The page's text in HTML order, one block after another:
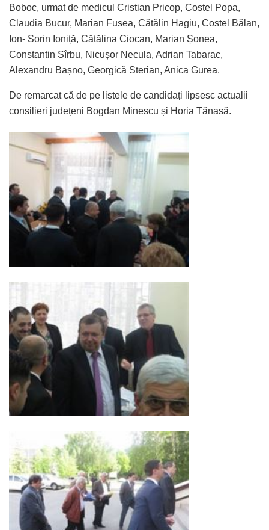
Boboc, urmat de medicul Cristian Pricop, Costel Popa,
Claudia Bucur, Marian Fusea, Cătălin Hagiu, Costel Bălan,
Ion- Sorin Ioniță, Cătălina Ciocan, Marian Șonea,
Constantin Sîrbu, Nicușor Necula, Adrian Tabarac,
Alexandru Bașno, Georgică Sterian, Anica Gurea.
De remarcat că de pe listele de candidați lipsesc actualii
consilieri județeni Bogdan Minescu și Horia Tănasă.